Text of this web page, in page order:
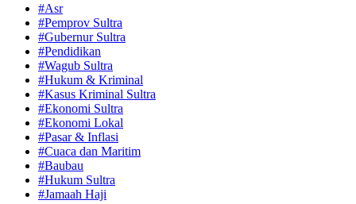
#Asr
#Pemprov Sultra
#Gubernur Sultra
#Pendidikan
#Wagub Sultra
#Hukum & Kriminal
#Kasus Kriminal Sultra
#Ekonomi Sultra
#Ekonomi Lokal
#Pasar & Inflasi
#Cuaca dan Maritim
#Baubau
#Hukum Sultra
#Jamaah Haji